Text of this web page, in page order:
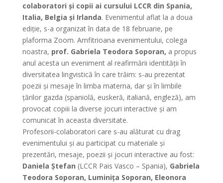
colaboratori și copii ai cursului LCCR din Spania,
Italia, Belgia și Irlanda. Evenimentul aflat la a doua
ediție, s-a organizat în data de 18 februarie, pe
plaforma Zoom. Amfitrioana evenimentului, colega
noastra, prof. Gabriela Teodora Soporan, a propus
anul acesta un eveniment al reafirmării identității în
diversitatea lingvistică în care trăim: s-au prezentat
poezii și mesaje în limba materna, dar și în limbile
țărilor gazda (spaniolă, euskeră, italiană, engleză), am
provocat copiii la diverse jocuri interactive și am
comunicat în aceasta diversitate.
Profesorii-colaboratori care s-au alăturat cu drag
evenimentului și au participat cu materiale și
prezentări, mesaje, poezii și jocuri interactive au fost:
Daniela Ștefan (LCCR Pais Vasco – Spania), Gabriela
Teodora Soporan, Luminița Soporan, Eleonora